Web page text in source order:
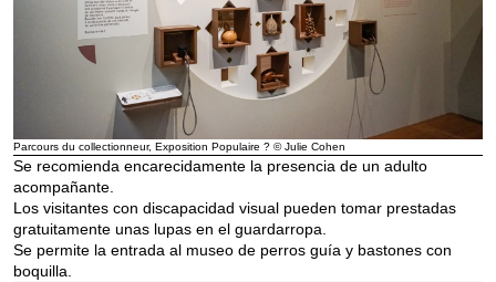
Parcours du collectionneur, Exposition Populaire ? © Julie Cohen
Se recomienda encarecidamente la presencia de un adulto
acompañante.
Los visitantes con discapacidad visual pueden tomar prestadas
gratuitamente unas lupas en el guardarropa.
Se permite la entrada al museo de perros guía y bastones con
boquilla.